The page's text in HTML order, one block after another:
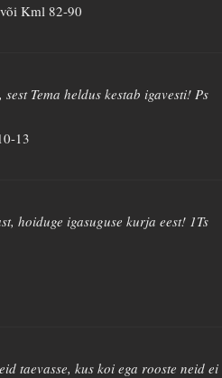
Kml 82-90
Tema heldus kestab igavesti! Ps
13
hoiduge igasuguse kurja eest! 1Ts
taevasse, kus koi ega rooste neid ei